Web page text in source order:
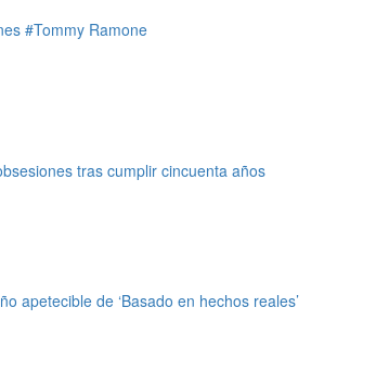
#Tommy Ramone
tras cumplir cincuenta años
apetecible de ‘Basado en hechos reales’